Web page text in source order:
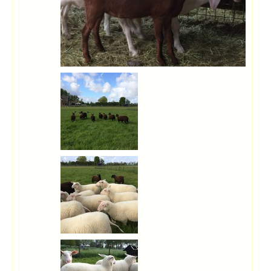
Гость_5457:накормил уток травои куст похож на кусты гороха с зелеными
шариками и внутри шариков белые семена и на куспу белые редкие цветки 6 рых
не спас судороги и температура отпаевал марганцем что это за трава
Гость_5611:Где ответы?Е-мае!
Гость_5352:Срочно влейте ему кисляк или сыворотку,
Гость_4648 :после уколов от глистов поросенок перестал есть, стоит на
одном месте, опустив голову,
Гость_4220 :Если одну, ни-че-го. только корове тяжело. Если регулярно,
мастит обеспечен. Если появился лечится тяжело, молоко не товарное, из-за
антибиотиков. Часто воспаление по новой. Корова на выбраковку. Лучше
попросите соседку, пусть подоит и молоко заберет себе за доброту.
Гость_5137:КАК ОТРАЗИТСЯ НА НАДОЯХ?????
Гость_5137:КТО ЗНАЕТ ЕСЛИ ПРОПУСТИТЬ ОДНУ ДОЙКУ У КОРОВЫ ,
ЧТО БУДЕТ С ВЫМЕНЕМ
Гость_8990:Поливайте яблоню ежедневно и помногу!
Гость_7271:привет!
Гость_7409:нужна помощь специалиста засыхает яблоня молодая